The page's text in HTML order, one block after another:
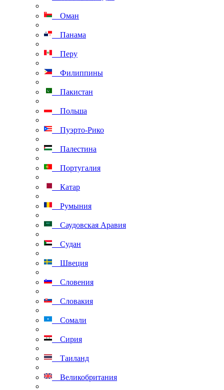
Оман
Панама
Перу
Филиппины
Пакистан
Польша
Пуэрто-Рико
Палестина
Португалия
Катар
Румыния
Саудовская Аравия
Судан
Швеция
Словения
Словакия
Сомали
Сирия
Таиланд
Великобритания